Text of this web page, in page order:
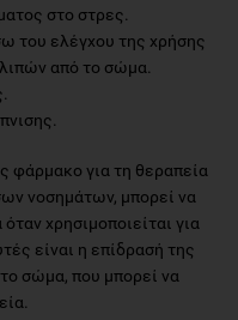
στο στρες.
του ελέγχου της χρήσης
από το σώμα.
φάρμακο για τη θεραπεία
νοσημάτων, μπορεί να
χρησιμοποιείται για
είναι η επίδρασή της
σώμα, που μπορεί να